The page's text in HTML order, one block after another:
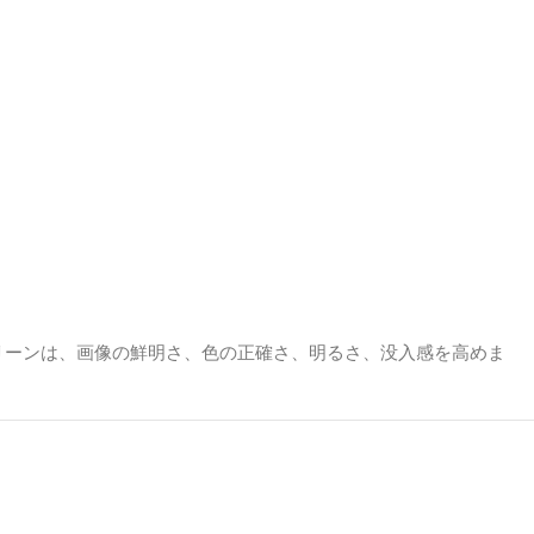
ンは、画像の鮮明さ、色の正確さ、明るさ、没入感を高めま